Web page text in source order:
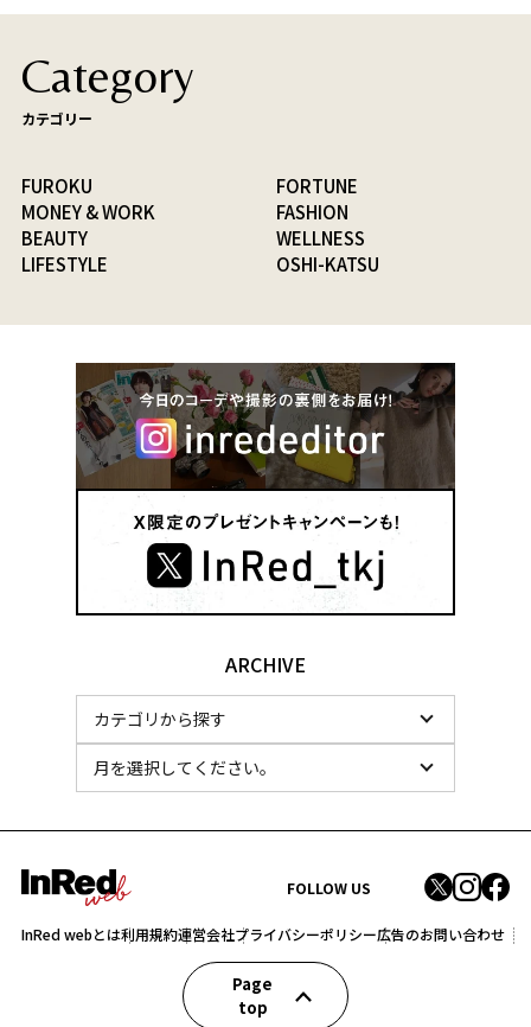
Category
カテゴリー
FUROKU
FORTUNE
MONEY & WORK
FASHION
BEAUTY
WELLNESS
LIFESTYLE
OSHI-KATSU
ARCHIVE
FOLLOW US
InRed webとは利用規約運営会社プライバシーポリシー広告のお問い合わせ
Page
top